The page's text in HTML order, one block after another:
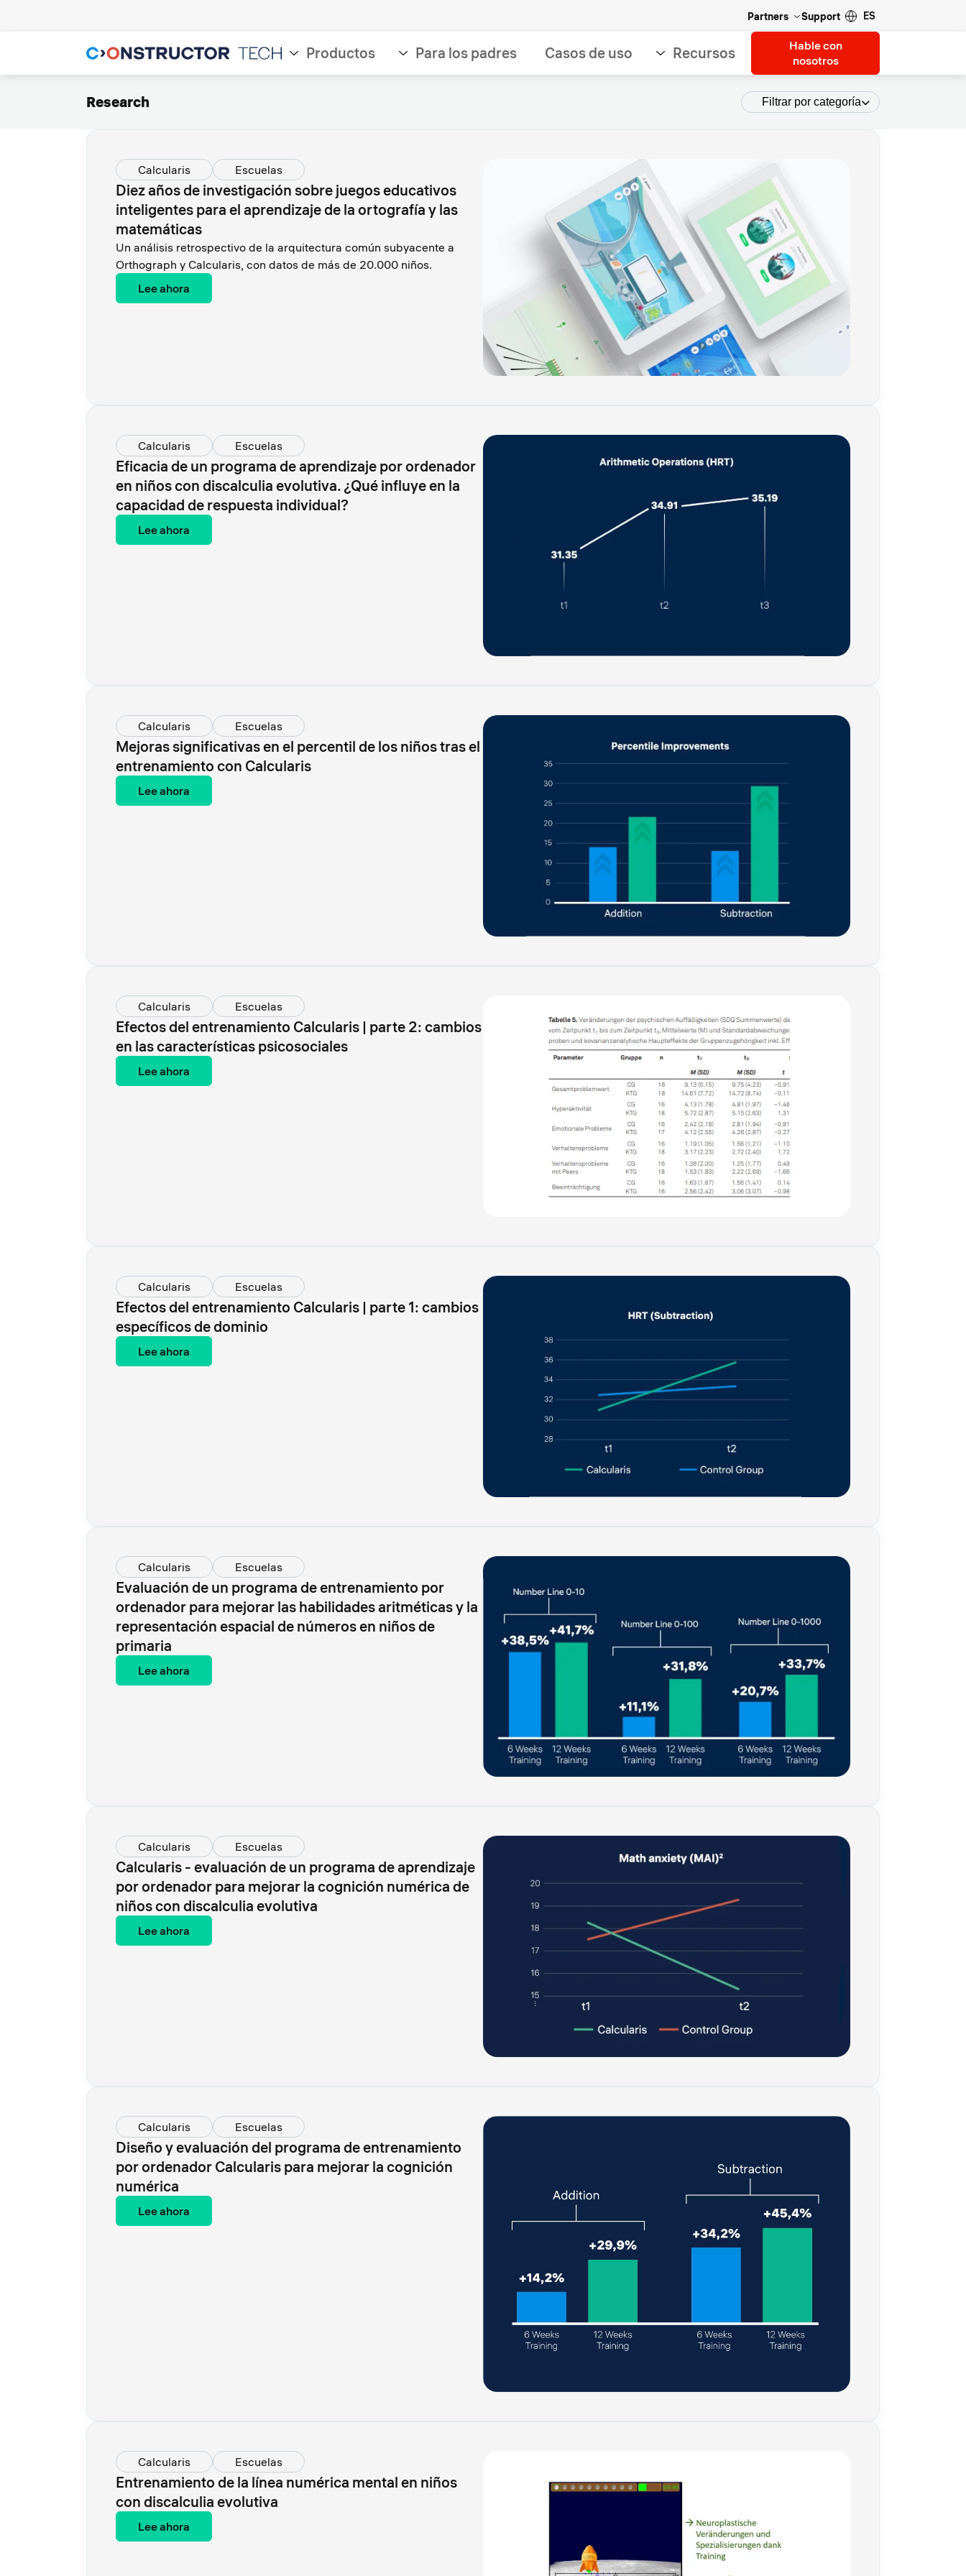
Partners Support ES
Productos Para los padres Casos de uso Recursos
Hable con
nosotros
Research Filtrar por categoría
Calcularis Escuelas
Diez años de investigación sobre juegos educativos
inteligentes para el aprendizaje de la ortografía y las
matemáticas
Un análisis retrospectivo de la arquitectura común subyacente a
Orthograph y Calcularis, con datos de más de 20.000 niños.
Lee ahora
Calcularis Escuelas
Eficacia de un programa de aprendizaje por ordenador
en niños con discalculia evolutiva. ¿Qué influye en la
capacidad de respuesta individual?
Lee ahora
Calcularis Escuelas
Mejoras significativas en el percentil de los niños tras el
entrenamiento con Calcularis
Lee ahora
Calcularis Escuelas
Efectos del entrenamiento Calcularis | parte 2: cambios
en las características psicosociales
Lee ahora
Calcularis Escuelas
Efectos del entrenamiento Calcularis | parte 1: cambios
específicos de dominio
Lee ahora
Calcularis Escuelas
Evaluación de un programa de entrenamiento por
ordenador para mejorar las habilidades aritméticas y la
representación espacial de números en niños de
primaria
Lee ahora
Calcularis Escuelas
Calcularis - evaluación de un programa de aprendizaje
por ordenador para mejorar la cognición numérica de
niños con discalculia evolutiva
Lee ahora
Calcularis Escuelas
Diseño y evaluación del programa de entrenamiento
por ordenador Calcularis para mejorar la cognición
numérica
Lee ahora
Calcularis Escuelas
Entrenamiento de la línea numérica mental en niños
con discalculia evolutiva
Lee ahora